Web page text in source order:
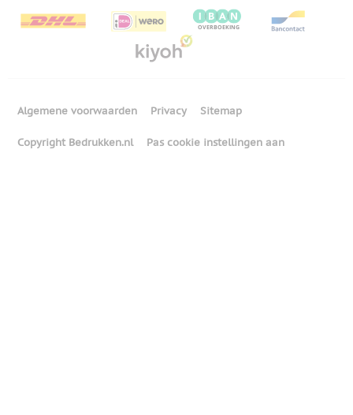
Algemene voorwaarden Privacy Sitemap
Copyright Bedrukken.nl Pas cookie instellingen aan